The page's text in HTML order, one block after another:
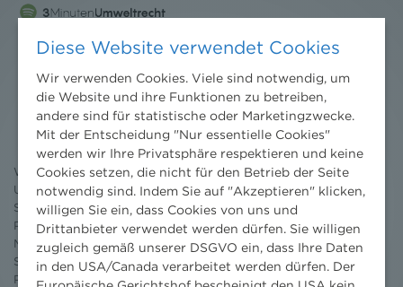
Nachrichten
News aktuell
Newsletter
3 Minuten Umweltrecht
Willkommen Umweltrecht
Umweltrechtsblog
Seminare
Publikationen
Moot Court
Stipendium
Pressebereich
Diese Website verwendet Cookies
Wir verwenden Cookies. Viele sind notwendig, um
die Website und ihre Funktionen zu betreiben,
andere sind für statistische oder Marketingzwecke.
Mit der Entscheidung "Nur essentielle Cookies"
werden wir Ihre Privatsphäre respektieren und keine
Cookies setzen, die nicht für den Betrieb der Seite
notwendig sind. Indem Sie auf "Akzeptieren" klicken,
willigen Sie ein, dass Cookies von uns und
Drittanbieter verwendet werden dürfen. Sie willigen
zugleich gemäß unserer DSGVO ein, dass Ihre Daten
in den USA/Canada verarbeitet werden dürfen. Der
Europäische Gerichtshof bescheinigt den USA kein